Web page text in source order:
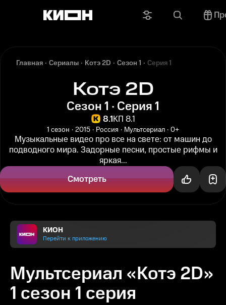
Главная Сериалы Котэ 2D Сезон 1 Серия 1
Котэ 2D
Сезон 1 · Серия 1
8.1КП 8.1
1 сезон 2015 Россия Мультсериал 0+
Музыкальные видео про все на свете: от машин до
подводного мира. Задорные песни, простые рифмы и
яркая...
Смотреть
КИОН
Перейти к приложению
Мультсериал «Котэ 2D»
1 сезон 1 серия